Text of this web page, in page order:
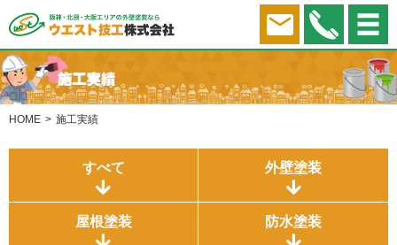
HOME 施工実績
すべて 外壁塗装
屋根塗装 防水塗装